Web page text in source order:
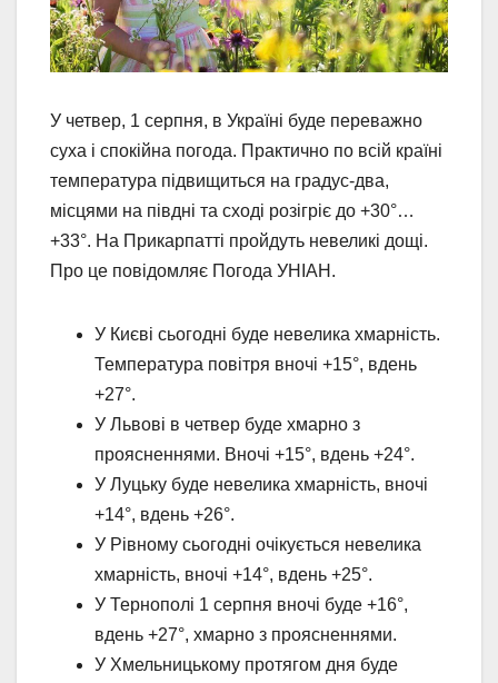
У четвер, 1 серпня, в Україні буде переважно
суха і спокійна погода. Практично по всій країні
температура підвищиться на градус-два,
місцями на півдні та сході розігріє до +30°…
+33°. На Прикарпатті пройдуть невеликі дощі.
Про це повідомляє Погода УНІАН.
У Києві сьогодні буде невелика хмарність.
Температура повітря вночі +15°, вдень
+27°.
У Львові в четвер буде хмарно з
проясненнями. Вночі +15°, вдень +24°.
У Луцьку буде невелика хмарність, вночі
+14°, вдень +26°.
У Рівному сьогодні очікується невелика
хмарність, вночі +14°, вдень +25°.
У Тернополі 1 серпня вночі буде +16°,
вдень +27°, хмарно з проясненнями.
У Хмельницькому протягом дня буде